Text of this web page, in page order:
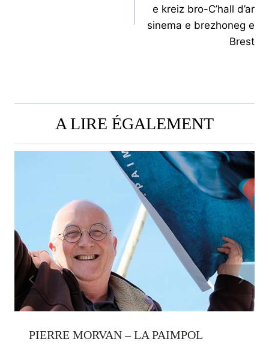
e kreiz bro-C’hall d’ar
sinema e brezhoneg e
Brest
A LIRE ÉGALEMENT
PIERRE MORVAN – LA PAIMPOL